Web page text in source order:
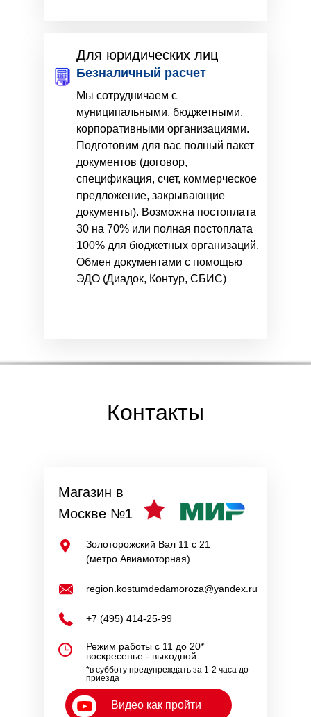
Мы сотрудничаем с
муниципальными, бюджетными,
корпоративными организациями.
Подготовим для вас полный пакет
документов (договор,
спецификация, счет, коммерческое
предложение, закрывающие
документы). Возможна постоплата
30 на 70% или полная постоплата
100% для бюджетных организаций.
Обмен документами с помощью
ЭДО (Диадок, Контур, СБИС)
Безналичный расчет
Для юридических лиц
Контакты
Магазин в
Москве №1
Золоторожский Вал 11 с 21
(метро Авиамоторная)
region.kostumdedamoroza@yandex.ru
+7 (495) 414-25-99
Режим работы с 11 до 20*
воскресенье - выходной
*в субботу предупреждать за 1-2 часа до
приезда
Видео как пройти